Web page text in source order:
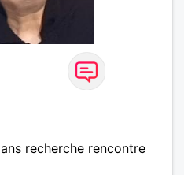
recherche rencontre